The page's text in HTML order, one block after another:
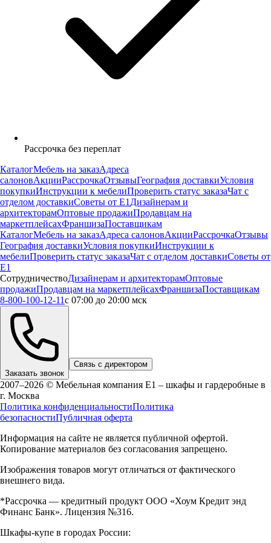
Рассрочка без переплат
КаталогМебель на заказАдреса
салоновАкцииРассрочкаОтзывыГеография доставкиУсловия
покупкиИнструкции к мебелиПроверить статус заказаЧат с
отделом доставкиСоветы от Е1 Дизайнерам и
архитекторамОптовые продажиПродавцам на
маркетплейсахФраншизаПоставщикам
КаталогМебель на заказАдреса салоновАкцииРассрочкаОтзывы
География доставкиУсловия покупкиИнструкции к
мебелиПроверить статус заказаЧат с отделом доставкиСоветы от
Е1
СотрудничествоДизайнерам и архитекторамОптовые
продажиПродавцам на маркетплейсахФраншизаПоставщикам
8-800-100-12-11с 07:00 до 20:00 мск
Заказать звонок
Связь с директором
2007–2026 © Мебельная компания Е1 – шкафы и гардеробные в
г. Москва
Политика конфиденциальностиПолитика
безопасностиПубличная оферта
Информация на сайте не является публичной офертой.
Копирование материалов без согласования запрещено.
Изображения товаров могут отличаться от фактического
внешнего вида.
*Рассрочка — кредитный продукт ООО «Хоум Кредит энд
Финанс Банк». Лицензия №316.
Шкафы-купе в городах России: